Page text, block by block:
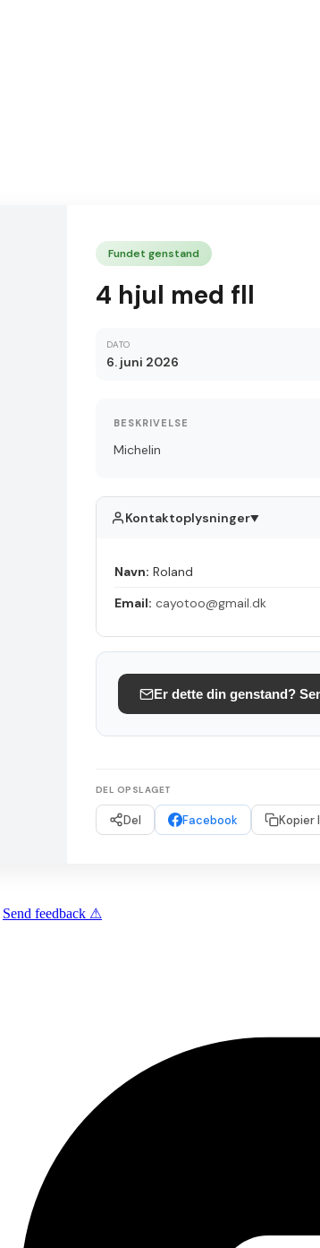
Fundet genstand
4 hjul med fll
DATO
6. juni 2026
BESKRIVELSE
Michelin
Kontaktoplysninger▲
Navn: Roland
Email: cayotoo@gmail.dk
Er dette din genstand?
DEL OPSLAGET
Del Facebook Kopier
Send feedback ⚠